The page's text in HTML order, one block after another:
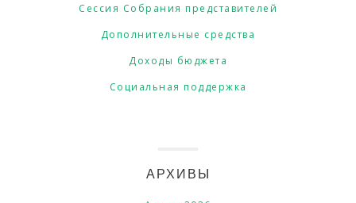
Сессия Собрания представителей
Дополнительные средства
Доходы бюджета
Социальная поддержка
АРХИВЫ